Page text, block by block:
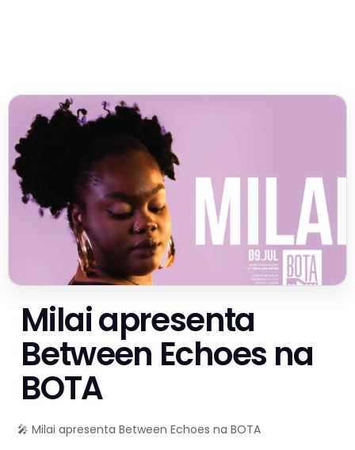
Milai apresenta
Between Echoes na
BOTA
🎤 Milai apresenta Between Echoes na BOTA